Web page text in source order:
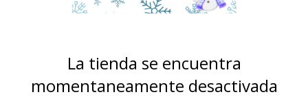
La tienda se encuentra
momentaneamente desactivada